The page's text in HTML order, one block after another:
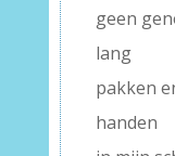
geen
lang
pakken
handen